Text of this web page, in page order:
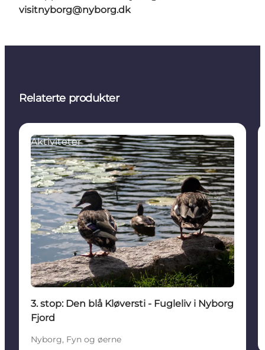
visitnyborg@nyborg.dk
Relaterte produkter
Aktiviteter
3. stop: Den blå Kløversti - Fugleliv i Nyborg
Fjord
Nyborg, Fyn og øerne